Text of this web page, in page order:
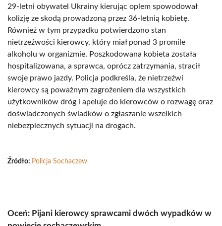
29-letni obywatel Ukrainy kierując oplem spowodował
kolizję ze skodą prowadzoną przez 36-letnią kobietę.
Również w tym przypadku potwierdzono stan
nietrzeźwości kierowcy, który miał ponad 3 promile
alkoholu w organizmie. Poszkodowana kobieta została
hospitalizowana, a sprawca, oprócz zatrzymania, stracił
swoje prawo jazdy. Policja podkreśla, że nietrzeźwi
kierowcy są poważnym zagrożeniem dla wszystkich
użytkowników dróg i apeluje do kierowców o rozwagę oraz
doświadczonych świadków o zgłaszanie wszelkich
niebezpiecznych sytuacji na drogach.
Źródło: Policja Sochaczew
Oceń: Pijani kierowcy sprawcami dwóch wypadków w